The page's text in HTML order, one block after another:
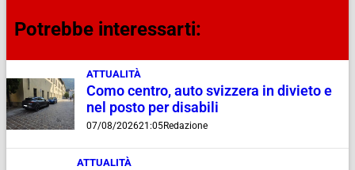
Potrebbe interessarti:
ATTUALITÀ
Como centro, auto svizzera in divieto e
nel posto per disabili
07/08/202621:05Redazione
ATTUALITÀ